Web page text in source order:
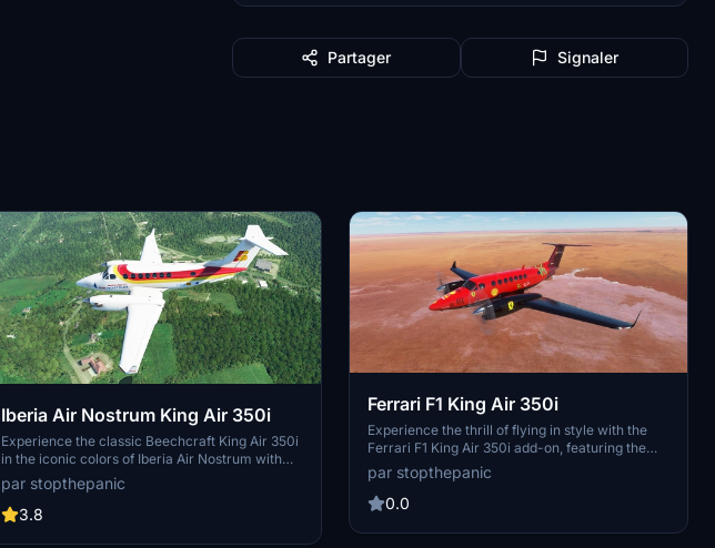
Partager Signaler
Iberia Air Nostrum King Air 350i
Experience the classic Beechcraft King Air 350i
in the iconic colors of Iberia Air Nostrum with
this simple and easy-to-install livery. Add a
touch of realism to your Microsoft Flight
Simulator simulation today.
par stopthepanic
3.8
Ferrari F1 King Air 350i
Experience the thrill of flying in style with the
Ferrari F1 King Air 350i add-on, featuring the
iconic colors of the 2021 racing team. Feel the
speed and luxury as you soar through the skies
in this unique aircraft.
par stopthepanic
0.0